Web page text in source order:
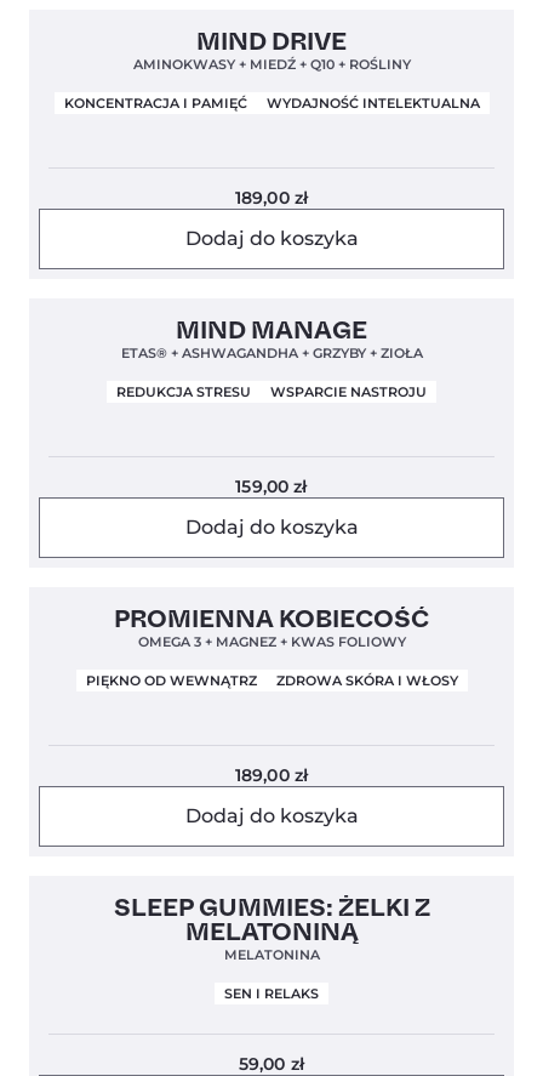
MIND DRIVE
AMINOKWASY + MIEDŹ + Q10 + ROŚLINY
KONCENTRACJA I PAMIĘĆ WYDAJNOŚĆ INTELEKTUALNA
189,00 zł
Dodaj do koszyka
Nowa Formuła
MIND MANAGE
ETAS® + ASHWAGANDHA + GRZYBY + ZIOŁA
REDUKCJA STRESU WSPARCIE NASTROJU
159,00zł
Dodaj do koszyka
Clean LabelPROMIENNA KOBIECOŚĆ
OMEGA 3 + MAGNEZ + KWAS FOLIOWY
PIĘKNO OD WEWNĄTRZ ZDROWA SKÓRA I WŁOSY
189,00 zł
Dodaj do koszyka
SLEEP GUMMIES: ŻELKI Z
MELATONINĄ
MELATONINA
SEN I RELAKS
59,00 zł